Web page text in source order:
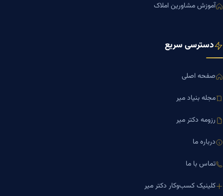
آموزش مشاورین املاک
دسترسی سریع
صفحه اصلی
مجله بنیاد میر
رزومه دکتر میر
درباره ما
تماس با ما
کلینیک کسب‌وکار دکتر میر